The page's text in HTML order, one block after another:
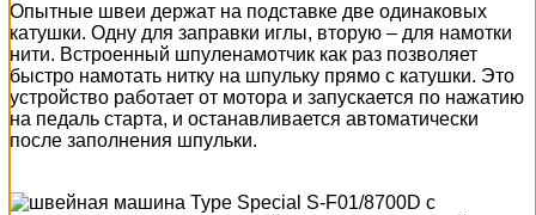
Опытные швеи держат на подставке две одинаковых
катушки. Одну для заправки иглы, вторую – для намотки
нити. Встроенный шпуленамотчик как раз позволяет
быстро намотать нитку на шпульку прямо с катушки. Это
устройство работает от мотора и запускается по нажатию
на педаль старта, и останавливается автоматически
после заполнения шпульки.